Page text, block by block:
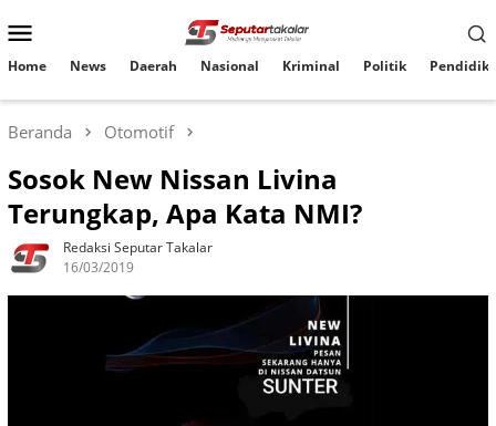
ke
Mobile
Home News Daerah Nasional Kriminal Politik
Beranda Otomotif
Sosok New Nissan Livina
Terungkap, Apa Kata NMI?
Redaksi Seputar Takalar
16/03/2019